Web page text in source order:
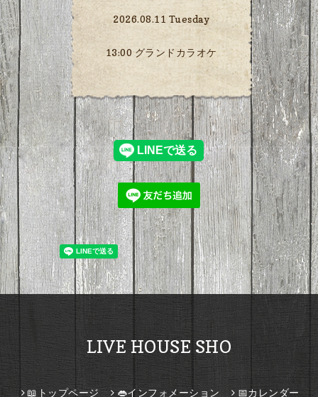
2026.08.11 Tuesday
13:00 グランドカラオケ
LIVE HOUSE SHO
📖トップページ 👄インフォメーション 📅カレンダー